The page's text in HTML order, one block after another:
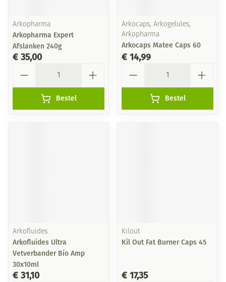
Arkopharma
Arkopharma Expert
Afslanken 240g
€ 35,00
Bestel
Arkocaps, Arkogelules,
Arkopharma
Arkocaps Matee Caps 60
€ 14,99
Bestel
Arkofluides
Arkofluides Ultra
Vetverbander Bio Amp
30x10ml
€ 31,10
Kilout
Kil Out Fat Burner Caps 45
€ 17,35